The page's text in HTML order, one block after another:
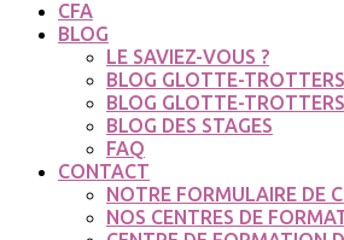
CFA
BLOG
LE SAVIEZ-VOUS ?
BLOG GLOTTE-
BLOG GLOTTE-
BLOG DES STAGES
FAQ
CONTACT
NOTRE FORMULAIRE DE
NOS CENTRES DE